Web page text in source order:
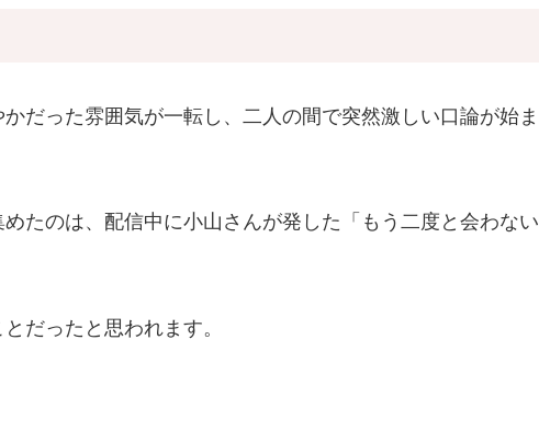
だった雰囲気が一転し、二人の間で突然激しい口論が始ま
たのは、配信中に小山さんが発した「もう二度と会わない
だったと思われます。